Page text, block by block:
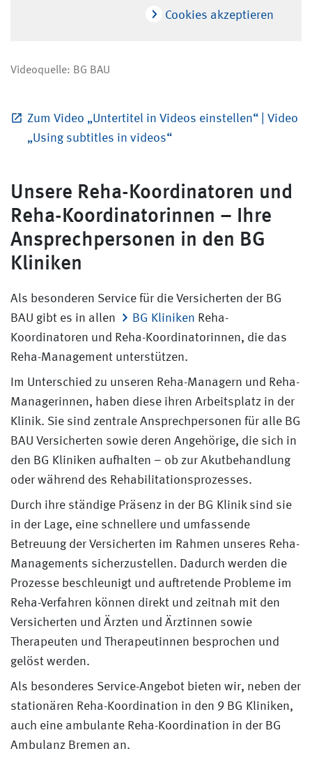
Cookies akzeptieren
Videoquelle: BG BAU
Zum Video „Untertitel in Videos einstellen“ | Video
„Using subtitles in videos“
Unsere Reha-Koordinatoren und
Reha-Koordinatorinnen – Ihre
Ansprechpersonen in den BG
Kliniken
Als besonderen Service für die Versicherten der BG
BAU gibt es in allen
BG Kliniken Reha-
Koordinatoren und Reha-Koordinatorinnen, die das
Reha-Management unterstützen.
Im Unterschied zu unseren Reha-Managern und Reha-
Managerinnen, haben diese ihren Arbeitsplatz in der
Klinik. Sie sind zentrale Ansprechpersonen für alle BG
BAU Versicherten sowie deren Angehörige, die sich in
den BG Kliniken aufhalten – ob zur Akutbehandlung
oder während des Rehabilitationsprozesses.
Durch ihre ständige Präsenz in der BG Klinik sind sie
in der Lage, eine schnellere und umfassende
Betreuung der Versicherten im Rahmen unseres Reha-
Managements sicherzustellen. Dadurch werden die
Prozesse beschleunigt und auftretende Probleme im
Reha-Verfahren können direkt und zeitnah mit den
Versicherten und Ärzten und Ärztinnen sowie
Therapeuten und Therapeutinnen besprochen und
gelöst werden.
Als besonderes Service-Angebot bieten wir, neben der
stationären Reha-Koordination in den 9 BG Kliniken,
auch eine ambulante Reha-Koordination in der BG
Ambulanz Bremen an.